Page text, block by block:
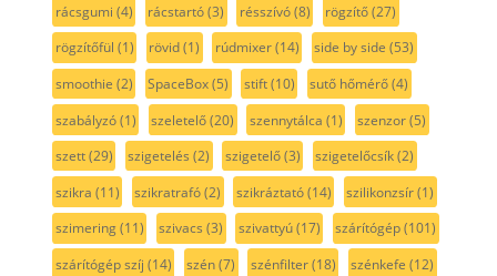
rácsgumi (4) rácstartó(3) résszívó(8) rögzítő(27)
rögzítőfül (1) rövid(1) rúdmixer(14) side by side (53)
smoothie (2) SpaceBox(5) stift(10) sutő hőmérő(4)
szabályzó(1) szeletelő(20) szennytálca (1) szenzor(5)
szett(29) szigetelés (2) szigetelő(3) szigetelőcsík(2)
szikra (11) szikratrafó(2) szikráztató(14) szilikonzsír(1)
szimering(11) szivacs (3) szivattyú(17) szárítógép(101)
szárítógép szíj (14) szén(7) szénfilter(18) szénkefe (12)